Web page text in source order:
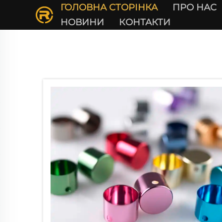
ГОЛОВНА СТОРІНКА ПРО НАС
НОВИНИ
КОНТАКТИ